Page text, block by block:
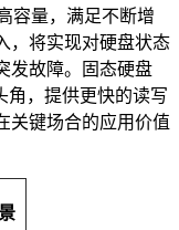
容量，满足不断增
，将实现对硬盘状态
发故障。固态硬盘
角，提供更快的读写
关键场合的应用价值